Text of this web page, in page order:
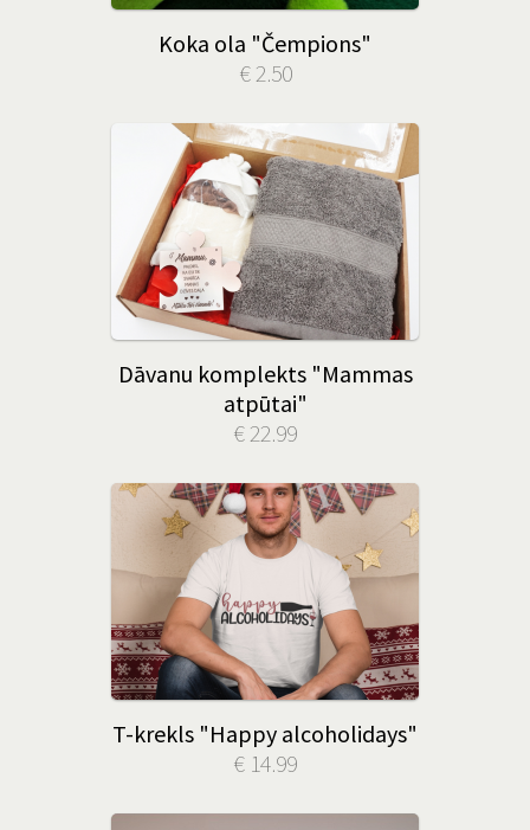
Koka ola "Čempions"
€ 2.50
Dāvanu komplekts "Mammas
atpūtai"
€ 22.99
T-krekls "Happy alcoholidays"
€ 14.99